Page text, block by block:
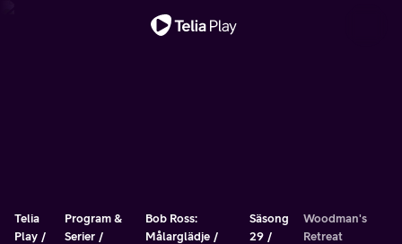
Telia
Play
Program &
Serier
Bob Ross:
Målarglädje
Säsong
29
Woodman's
Retreat